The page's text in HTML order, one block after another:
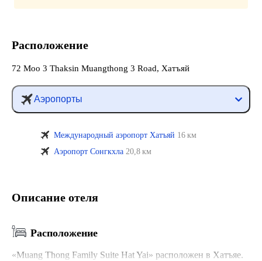
Расположение
72 Moo 3 Thaksin Muangthong 3 Road, Хатъяй
Аэропорты
Международный аэропорт Хатъяй 16 км
Аэропорт Сонгкхла 20,8 км
Описание отеля
Расположение
«Muang Thong Family Suite Hat Yai» расположен в Хатъяе.